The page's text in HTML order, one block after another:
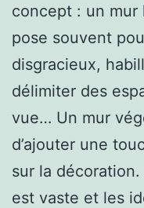
concept : un mur
pose souvent
disgracieux,
délimiter des
vue… Un mur
d’ajouter une
sur la
est vaste et les